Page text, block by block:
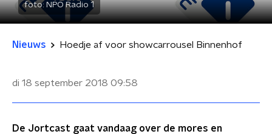
foto: NPO Radio 1
Nieuws Hoedje af voor showcarrousel Binnenhof
di 18 september 2018 09:58
De Jortcast gaat vandaag over de mores en